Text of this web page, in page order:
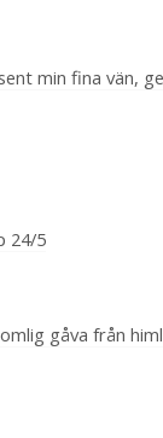
min fina vän,
24/5
gåva från